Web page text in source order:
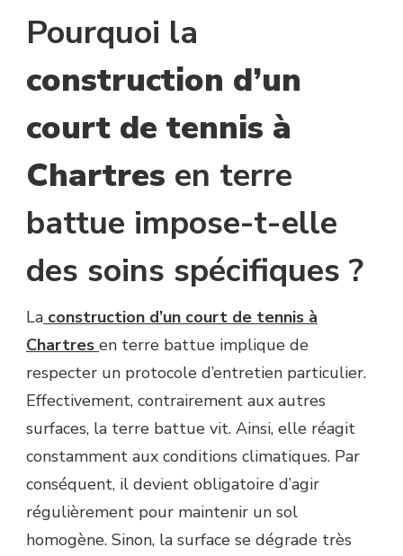
Pourquoi la
construction d’un
court de tennis à
Chartres en terre
battue impose-t-elle
des soins spécifiques ?
La construction d’un court de tennis à
Chartres en terre battue implique de
respecter un protocole d’entretien particulier.
Effectivement, contrairement aux autres
surfaces, la terre battue vit. Ainsi, elle réagit
constamment aux conditions climatiques. Par
conséquent, il devient obligatoire d’agir
régulièrement pour maintenir un sol
homogène. Sinon, la surface se dégrade très